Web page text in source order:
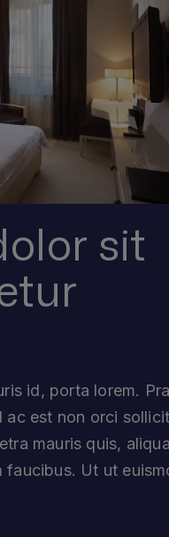
sit
id, porta lorem.
ac est non orci
mauris quis,
faucibus. Ut ut